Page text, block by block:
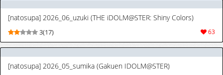
[natosupa] 2026_06_uzuki (THE iDOLM@STER: Shiny Colors)
63
3(17)
[natosupa] 2026_05_sumika (Gakuen IDOLM@STER)